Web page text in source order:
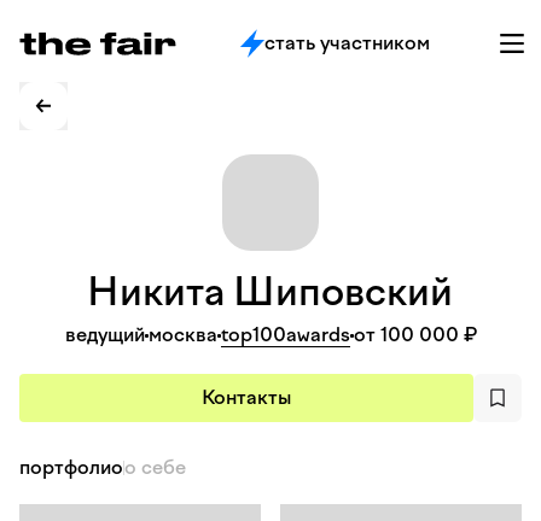
стать участником
Никита Шиповский
ведущиймоскваtop100awardsот 100 000 ₽
Контакты
портфолиоо себе